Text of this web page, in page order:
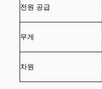
전원 공급
무게
차원